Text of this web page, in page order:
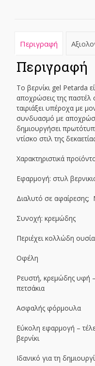
Περιγραφή
Περιγραφή
Το βερνίκι gel Petarda
αποχρώσεις της
ταιριάξει υπέροχα με
συνδυασμό με
δημιουργήσει
ντίσκο στιλ της
Χαρακτηριστικά
Εφαρμογή: στυλ
Διαλυτό σε αφαίρεσης;
Συνοχή: κρεμώδης
Περιέχει κολλώδη ουσία
Οφέλη
Ρευστή, κρεμώδης υφή
πετσάκια
Ασφαλής φόρμουλα
Εύκολη εφαρμογή –
βερνίκι
Ιδανικό για τη